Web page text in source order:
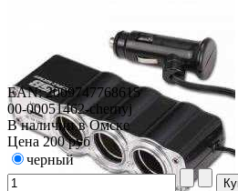
EAN: 2009747768615
00-00051462-chernyj
В наличии в Омске
Цена200 руб
черный